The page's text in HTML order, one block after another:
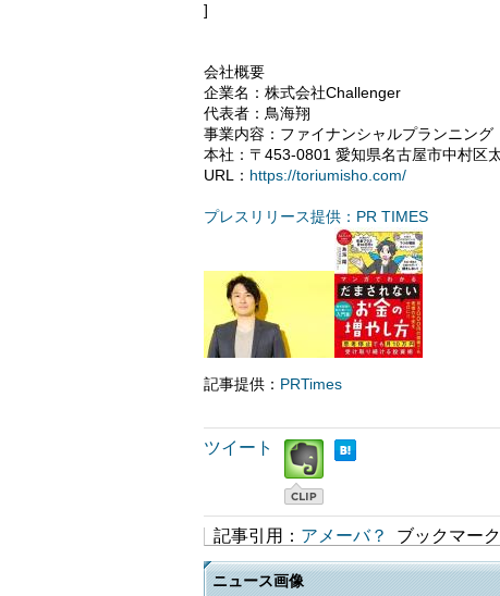
]
会社概要
企業名：株式会社Challenger
代表者：鳥海翔
事業内容：ファイナンシャルプランニング
本社：〒453-0801 愛知県名古屋市中村区
URL： https://toriumisho.com/
プレスリリース提供：PR TIMES
記事提供： PRTimes
ツイート
記事引用： アメーバ？ ブックマーク
ニュース画像